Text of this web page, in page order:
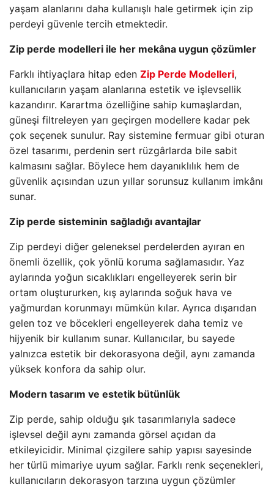
yaşam alanlarını daha kullanışlı hale getirmek için zip
perdeyi güvenle tercih etmektedir.
Zip perde modelleri ile her mekâna uygun çözümler
Farklı ihtiyaçlara hitap eden Zip Perde Modelleri,
kullanıcıların yaşam alanlarına estetik ve işlevsellik
kazandırır. Karartma özelliğine sahip kumaşlardan,
güneşi filtreleyen yarı geçirgen modellere kadar pek
çok seçenek sunulur. Ray sistemine fermuar gibi oturan
özel tasarımı, perdenin sert rüzgârlarda bile sabit
kalmasını sağlar. Böylece hem dayanıklılık hem de
güvenlik açısından uzun yıllar sorunsuz kullanım imkânı
sunar.
Zip perde sisteminin sağladığı avantajlar
Zip perdeyi diğer geleneksel perdelerden ayıran en
önemli özellik, çok yönlü koruma sağlamasıdır. Yaz
aylarında yoğun sıcaklıkları engelleyerek serin bir
ortam oluştururken, kış aylarında soğuk hava ve
yağmurdan korunmayı mümkün kılar. Ayrıca dışarıdan
gelen toz ve böcekleri engelleyerek daha temiz ve
hijyenik bir kullanım sunar. Kullanıcılar, bu sayede
yalnızca estetik bir dekorasyona değil, aynı zamanda
yüksek konfora da sahip olur.
Modern tasarım ve estetik bütünlük
Zip perde, sahip olduğu şık tasarımlarıyla sadece
işlevsel değil aynı zamanda görsel açıdan da
etkileyicidir. Minimal çizgilere sahip yapısı sayesinde
her türlü mimariye uyum sağlar. Farklı renk seçenekleri,
kullanıcıların dekorasyon tarzına uygun çözümler